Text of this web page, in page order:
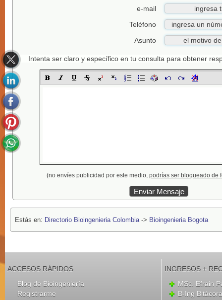
e-mail
Teléfono
Asunto
Intenta ser claro y específico en tu consulta para obtener
(no envíes publicidad por este medio, podrías ser bloqueado de
Estás en: Directorio Bioingenieria Colombia-> Bioingenieria Bogota
ACCESOS RÁPIDOS
Blog de Bioingeniería
Registrarme
INGRESOS +
MSc. Efrain
B-Ing